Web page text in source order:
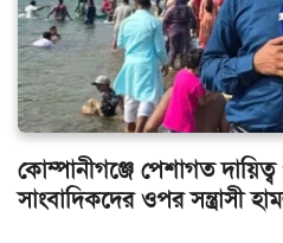
কোম্পানীগঞ্জে পেশাগত
সাংবাদিকদের ওপর সন্ত্রাসী